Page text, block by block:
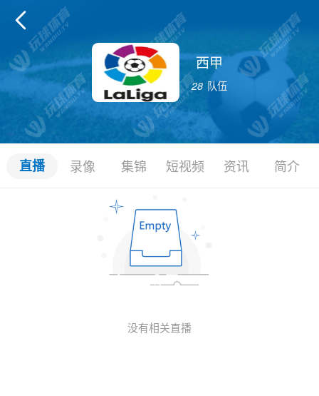

西甲
28 队伍
直播 录像 集锦 短视频 资讯 简介
没有相关直播